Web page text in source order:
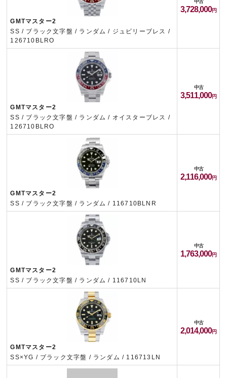
GMTマスター2
SS / ブラック文字盤 / ランダム / ジュビリーブレス /
126710BLRO
中古
3,728,000
GMTマスター2
SS / ブラック文字盤 / ランダム / オイスターブレス /
126710BLRO
中古
3,511,000
GMTマスター2
SS / ブラック文字盤 / ランダム / 116710BLNR
中古
2,116,000
GMTマスター2
SS / ブラック文字盤 / ランダム / 116710LN
中古
1,763,000
GMTマスター2
SS×YG / ブラック文字盤 / ランダム / 116713LN
中古
2,014,000